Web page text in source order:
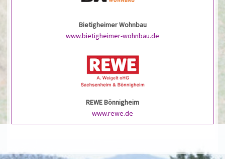
Bietigheimer Wohnbau
www.bietigheimer-wohnbau.de
REWE Bönnigheim
www.rewe.de